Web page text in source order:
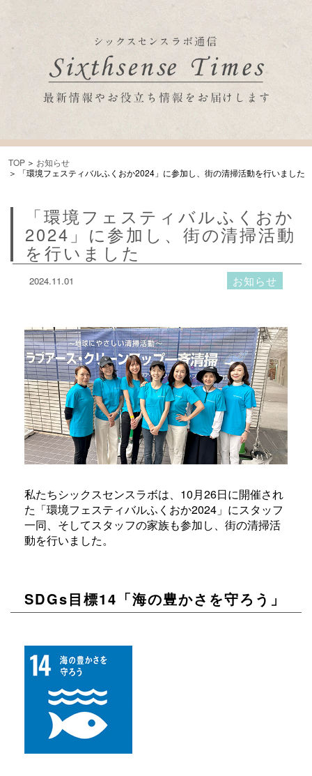
TOP
お知らせ
「環境フェスティバルふくおか2024」に参加し、街の清掃活動を行いました
「環境フェスティバルふくおか
2024」に参加し、街の清掃活動
を行いました
2024.11.01 お知らせ
私たちシックスセンスラボは、10月26日に開催され
た「環境フェスティバルふくおか2024」にスタッフ
一同、そしてスタッフの家族も参加し、街の清掃活
動を行いました。
SDGs目標14「海の豊かさを守ろう」